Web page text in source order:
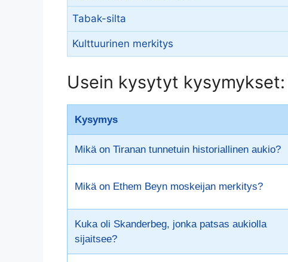
Tabak-silta
Kulttuurinen merkitys
Usein kysytyt
Kysymys
Mikä on Tiranan tunnetuin historiallinen aukio?
Mikä on Ethem Beyn moskeijan merkitys?
Kuka oli Skanderbeg, jonka patsas aukiolla
sijaitsee?